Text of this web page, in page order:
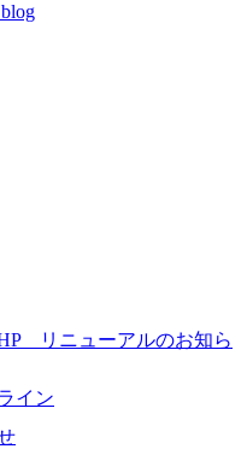
リニューアルのお知ら
イン